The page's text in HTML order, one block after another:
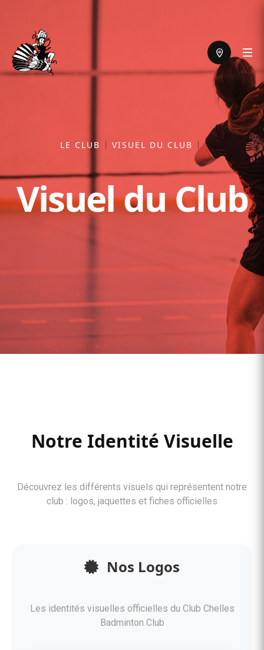
LE CLUB VISUEL DU CLUB
Visuel du Club
Notre Identité Visuelle
Découvrez les différents visuels qui représentent notre
club : logos, jaquettes et fiches officielles
Nos Logos
Les identités visuelles officielles du Club Chelles
Badminton Club